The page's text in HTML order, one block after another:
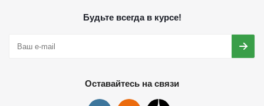
Будьте всегда в курсе!
Оставайтесь на связи